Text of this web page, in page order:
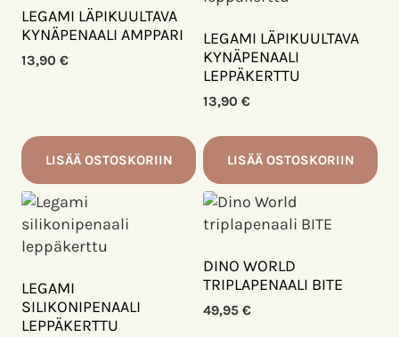
useampi
muunnelma.
Voit
sivulla.
LEGAMI LÄPIKUULTAVA
KYNÄPENAALI AMPPARI
13,90 €
LISÄÄ OSTOSKORIIN
LEGAMI LÄPIKUULTAVA
KYNÄPENAALI
LEPPÄKERTTU
13,90 €
LISÄÄ OSTOSKORIIN
LEGAMI
SILIKONIPENAALI
LEPPÄKERTTU
DINO WORLD
TRIPLAPENAALI BITE
49,95 €